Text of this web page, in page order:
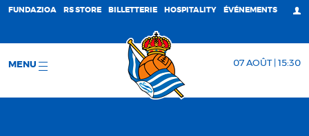
FUNDAZIOA RS STORE BILLETTERIE HOSPITALITY ÉVÉNEMENTS
MENU 07 AOÛT | 15:30